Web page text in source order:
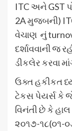
ITC અને GST
2A મુજબની)
વેચાણ નું
દર્શાવવાની જ
ડીકલેર કરવા
ઉક્ત હકીકત
ટેકસ પેયર્સ કે જે
વિનંતી છે કે
૨૦૧૭-૧૮(૦૧-